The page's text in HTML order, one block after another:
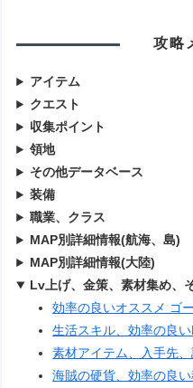
攻略
アイテム
クエスト
収集ポイント
領地
その他データベース
装備
職業、クラス
MAP別詳細情報(航海、島)
MAP別詳細情報(大陸)
Lv上げ、金策、素材集め、
効率の良いオススメ ゴ
生活スキル、効率の良
素材アイテム、入手先
海賊の硬貨、効率の良